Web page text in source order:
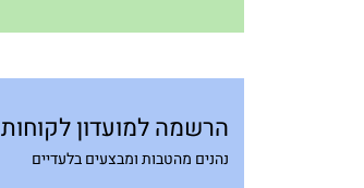
הרשמה למועדון לקוחות
נהנים מהטבות ומבצעים בלעדיים